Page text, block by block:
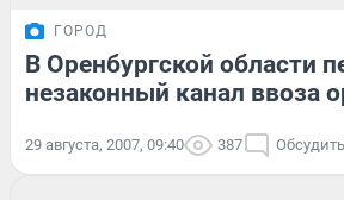
ГОРОД
В Оренбургской области
незаконный канал ввоза
29 августа, 2007, 09:40 387 Обсудить